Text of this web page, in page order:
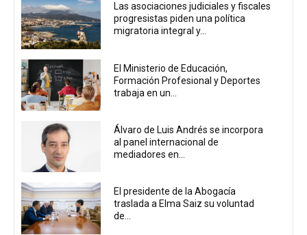
Las asociaciones judiciales y fiscales
progresistas piden una política
migratoria integral y...
El Ministerio de Educación,
Formación Profesional y Deportes
trabaja en un...
Álvaro de Luis Andrés se incorpora
al panel internacional de
mediadores en...
El presidente de la Abogacía
traslada a Elma Saiz su voluntad
de...